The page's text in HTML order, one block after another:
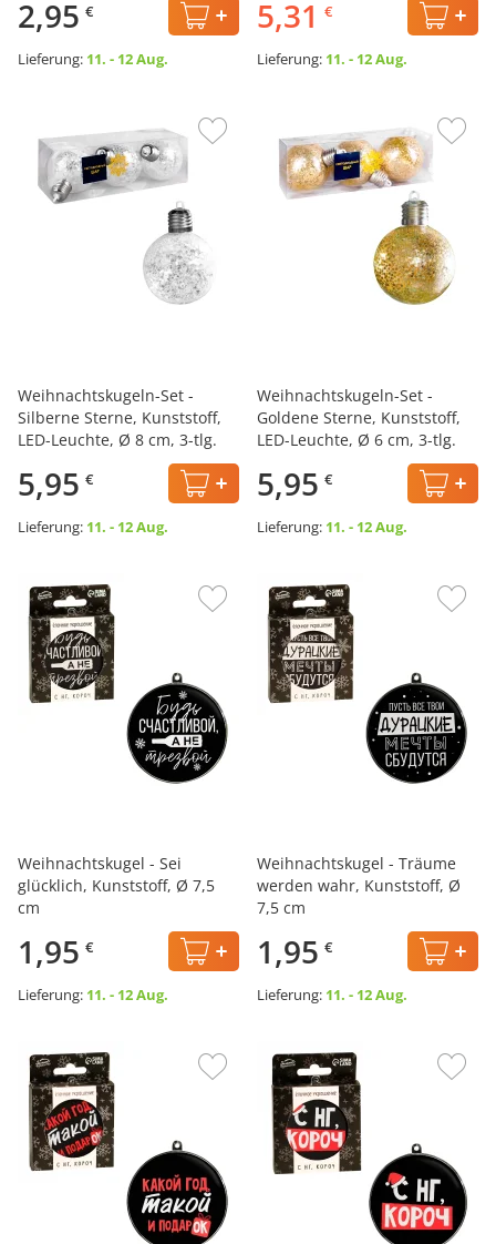
2,95 €
Lieferung: 11. - 12 Aug.
5,31 €
Lieferung: 11. - 12 Aug.
Weihnachtskugeln-Set -
Silberne Sterne, Kunststoff,
LED-Leuchte, Ø 8 cm, 3-tlg.
5,95 €
Lieferung: 11. - 12 Aug.
Weihnachtskugeln-Set -
Goldene Sterne, Kunststoff,
LED-Leuchte, Ø 6 cm, 3-tlg.
5,95 €
Lieferung: 11. - 12 Aug.
Weihnachtskugel - Sei
glücklich, Kunststoff, Ø 7,5
cm
1,95 €
Lieferung: 11. - 12 Aug.
Weihnachtskugel - Träume
werden wahr, Kunststoff, Ø
7,5 cm
1,95 €
Lieferung: 11. - 12 Aug.